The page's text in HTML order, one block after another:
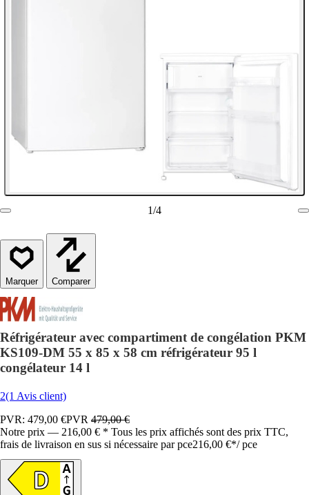
1/4
Comparer
Réfrigérateur avec compartiment de congélation PKM
KS109-DM 55 x 85 x 58 cm réfrigérateur 95 l
congélateur 14 l
2(1 Avis client)
PVR: 479,00 €PVR 479,00 €
Notre prix — 216,00 € * Tous les prix affichés sont des prix TTC,
frais de livraison en sus si nécessaire par pce216,00 €*/ pce